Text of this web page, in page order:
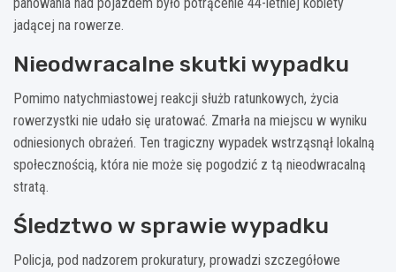
jadącej na rowerze.
Nieodwracalne skutki wypadku
Pomimo natychmiastowej reakcji służb ratunkowych, życia
rowerzystki nie udało się uratować. Zmarła na miejscu w wyniku
odniesionych obrażeń. Ten tragiczny wypadek wstrząsnął lokalną
społecznością, która nie może się pogodzić z tą nieodwracalną
stratą.
Śledztwo w sprawie wypadku
Policja, pod nadzorem prokuratury, prowadzi szczegółowe